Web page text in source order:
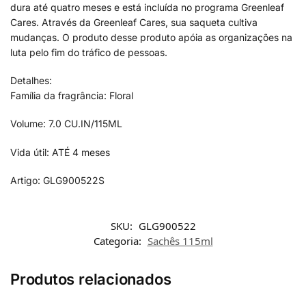
dura até quatro meses e está incluída no programa Greenleaf
Cares. Através da Greenleaf Cares, sua saqueta cultiva
mudanças. O produto desse produto apóia as organizações na
luta pelo fim do tráfico de pessoas.
Detalhes:
Família da fragrância: Floral
Volume: 7.0 CU.IN/115ML
Vida útil: ATÉ 4 meses
Artigo: GLG900522S
SKU: GLG900522
Categoria: Sachês 115ml
Produtos relacionados